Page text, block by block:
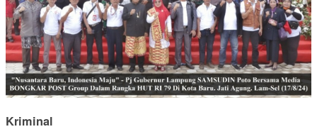
Kriminal